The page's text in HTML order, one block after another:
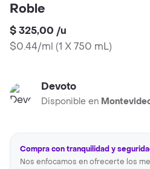
Roble
$ 325,00 /u
$0.44/ml (1 X 750 mL)
Devoto
Disponible en
Compra con tranquilidad y
Nos enfocamos en ofrecerte los